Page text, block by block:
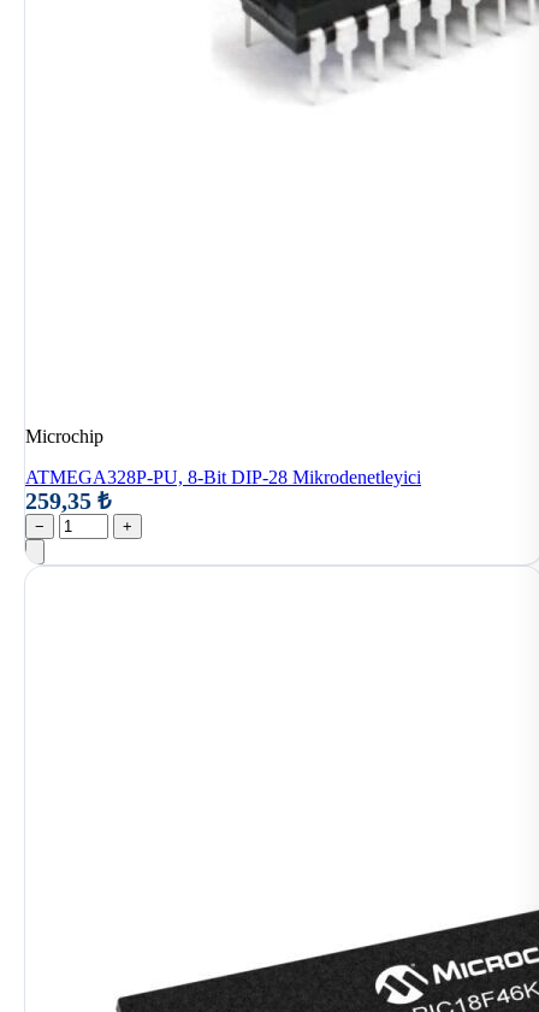
Microchip
ATMEGA328P-PU, 8-Bit DIP-28 Mikrodenetleyici
259,35 ₺
− +